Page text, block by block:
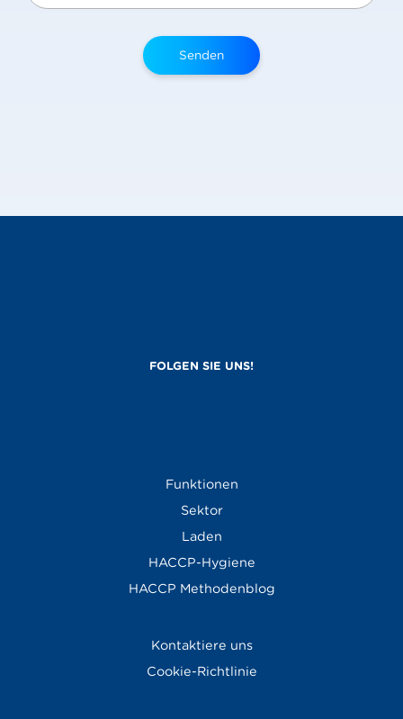
Funktionen
Sektor
Laden
HACCP-Hygiene
HACCP Methodenblog
Kontaktiere uns
Cookie-Richtlinie